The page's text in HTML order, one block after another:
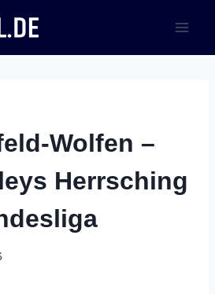
Wolfen –
Herrsching